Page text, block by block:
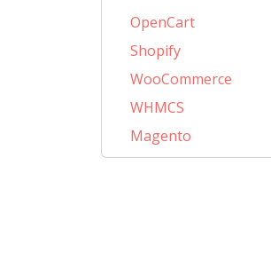
OpenCart
Shopify
WooCommerce
WHMCS
Magento
PrestaShop